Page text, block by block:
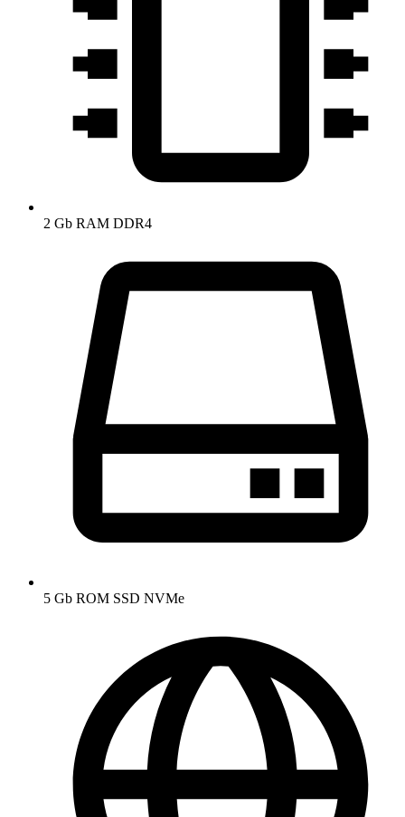
2 Gb RAM DDR4
5 Gb ROM SSD NVMe